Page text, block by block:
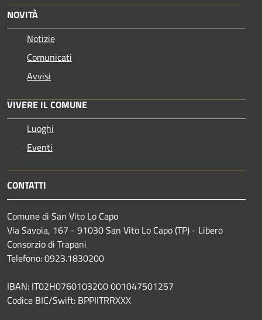
NOVITÀ
Notizie
Comunicati
Avvisi
VIVERE IL COMUNE
Luoghi
Eventi
CONTATTI
Comune di San Vito Lo Capo
Via Savoia, 167 - 91030 San Vito Lo Capo (TP) - Libero
Consorzio di Trapani
Telefono: 0923.1830200
IBAN: IT02H0760103200 001047501257
Codice BIC/Swift: BPPIITRRXXX